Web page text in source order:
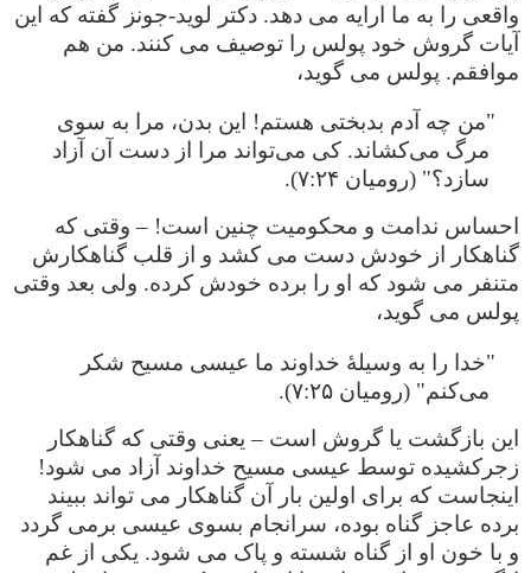
واقعی را به ما ارایه می دهد. دکتر لوید-جونز گفته که این
آیات گروش خود پولس را توصیف می کنند. من هم
موافقم. پولس می گوید،
"من چه آدم بدبختی هستم! این بدن، مرا به سوی
مرگ می‌کشاند‌. کی می‌تواند مرا از دست آن آزاد
سازد؟" (رومیان ۷:۲۴).
احساس ندامت و محکومیت چنین است! – وقتی که
گناهکار از خودش دست می کشد و از قلب گناهکارش
متنفر می شود که او را برده خودش کرده. ولی بعد وقتی
پولس می گوید،
"خدا را به وسیلۀ خداوند ما عیسی مسیح شکر
می‌کنم" (رومیان ۷:۲۵).
این بازگشت یا گروش است – یعنی وقتی که گناهکار
زجرکشیده توسط عیسی مسیح خداوند آزاد می شود!
اینجاست که برای اولین بار آن گناهکار می تواند ببیند
برده عاجز گناه بوده، سرانجام بسوی عیسی برمی گردد
و با خون او از گناه شسته و پاک می شود. یکی از غم